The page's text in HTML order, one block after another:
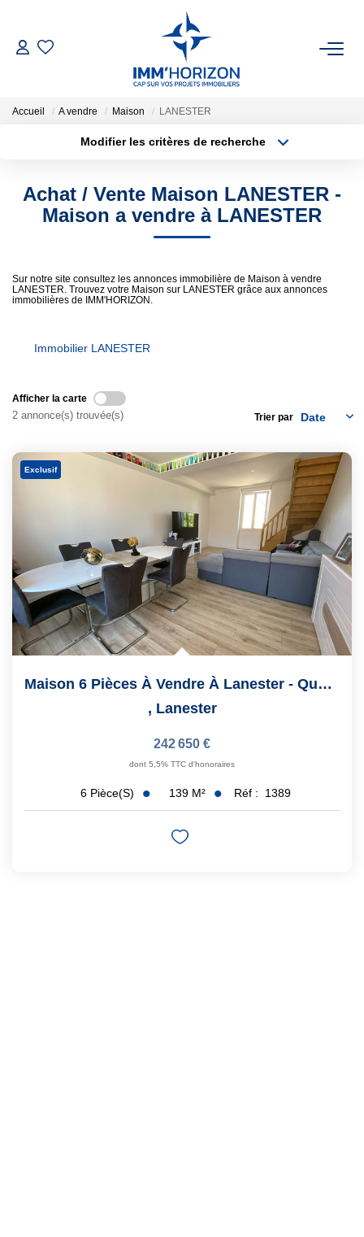
ACHETER
BIENS VENDUS
CONTACT
Accueil A vendre Maison LANESTER
Modifier les critères de recherche
Type de bien
Budget max Plus de critères
Achat / Vente Maison LANESTER -
Maison a vendre à LANESTER
Sur notre site consultez les annonces immobilière de Maison à vendre
LANESTER. Trouvez votre Maison sur LANESTER grâce aux annonces
immobilières de IMM'HORIZON.
Immobilier LANESTER
Afficher la carte
2 annonce(s) trouvée(s) Trier par
Exclusif
Maison 6 Pièces À Vendre À Lanester - Quartier Petit...
, Lanester
242 650 €
dont 5,5% TTC d'honoraires
6 Pièce(s) 139 M² Réf : 1389